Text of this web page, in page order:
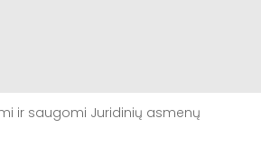
ir saugomi Juridinių asmenų